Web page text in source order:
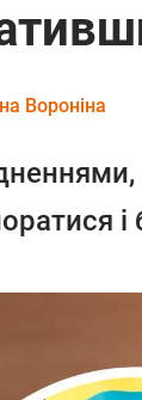
Вороніна
і